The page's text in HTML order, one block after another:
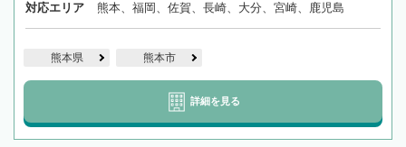
対応エリア 熊本、福岡、佐賀、長崎、大分、宮崎、鹿児島
熊本県 熊本市
詳細を見る